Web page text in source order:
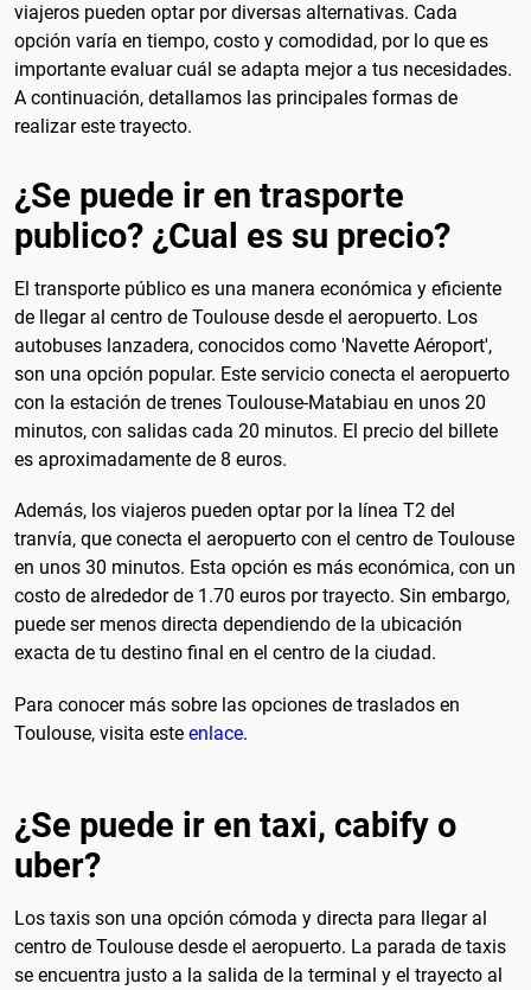
viajeros pueden optar por diversas alternativas. Cada
opción varía en tiempo, costo y comodidad, por lo que es
importante evaluar cuál se adapta mejor a tus necesidades.
A continuación, detallamos las principales formas de
realizar este trayecto.
¿Se puede ir en trasporte
publico? ¿Cual es su precio?
El transporte público es una manera económica y eficiente
de llegar al centro de Toulouse desde el aeropuerto. Los
autobuses lanzadera, conocidos como 'Navette Aéroport',
son una opción popular. Este servicio conecta el aeropuerto
con la estación de trenes Toulouse-Matabiau en unos 20
minutos, con salidas cada 20 minutos. El precio del billete
es aproximadamente de 8 euros.
Además, los viajeros pueden optar por la línea T2 del
tranvía, que conecta el aeropuerto con el centro de Toulouse
en unos 30 minutos. Esta opción es más económica, con un
costo de alrededor de 1.70 euros por trayecto. Sin embargo,
puede ser menos directa dependiendo de la ubicación
exacta de tu destino final en el centro de la ciudad.
Para conocer más sobre las opciones de traslados en
Toulouse, visita este enlace.
¿Se puede ir en taxi, cabify o
uber?
Los taxis son una opción cómoda y directa para llegar al
centro de Toulouse desde el aeropuerto. La parada de taxis
se encuentra justo a la salida de la terminal y el trayecto al